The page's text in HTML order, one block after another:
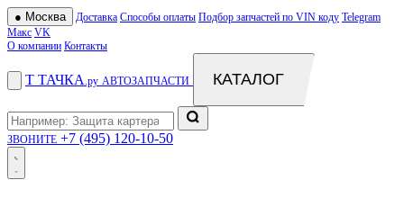
● Москва Доставка Способы оплаты Подбор запчастей по VIN коду Telegram
Макс VK
О компании Контакты
Т ТАЧКА .ру АВТОЗАПЧАСТИ КАТАЛОГ
ЗВОНИТЕ +7 (495) 120-10-50